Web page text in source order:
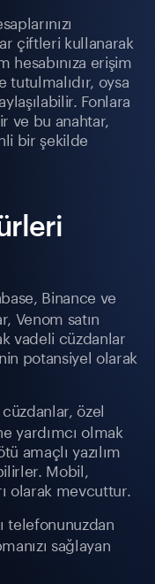
çiftleri kullanarak
hesabınıza erişim
tutulmalıdır, oysa
Fonlara
ve bu anahtar,
bir şekilde
Binance ve
Venom satın
vadeli cüzdanlar
potansiyel olarak
özel
yardımcı olmak
amaçlı yazılım
Mobil,
olarak mevcuttur.
telefonunuzdan
sağlayan